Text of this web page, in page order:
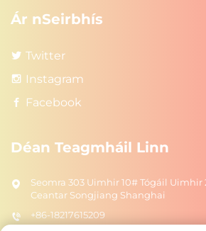
Ár nSeirbhís
Twitter
Instagram
Facebook
Déan Teagmháil Linn
Seomra 303 Uimhir 10# Tógáil
Ceantar Songjiang Shanghai
+86-18217615209